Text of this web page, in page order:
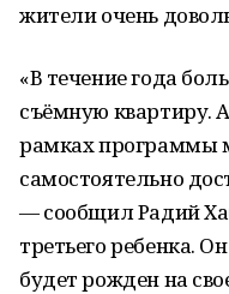
жители очень
«В течение года
съёмную квартиру.
рамках программы
самостоятельно
— сообщил Радий
третьего ребенка.
будет рожден на